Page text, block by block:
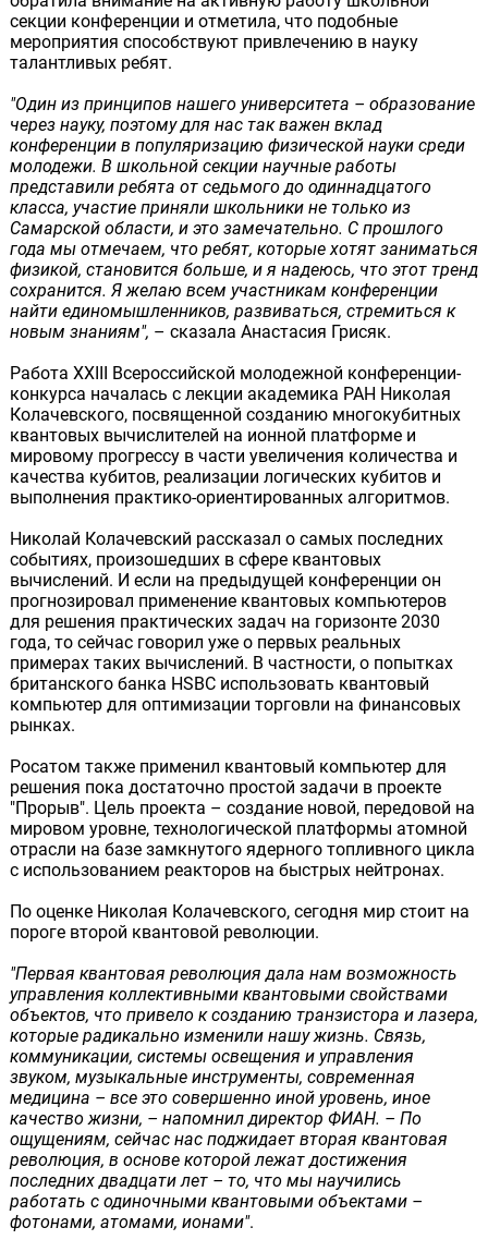
секции конференции и отметила, что подобные
мероприятия способствуют привлечению в науку
талантливых ребят.
"Один из принципов нашего университета – образование
через науку, поэтому для нас так важен вклад
конференции в популяризацию физической науки среди
молодежи. В школьной секции научные работы
представили ребята от седьмого до одиннадцатого
класса, участие приняли школьники не только из
Самарской области, и это замечательно. С прошлого
года мы отмечаем, что ребят, которые хотят заниматься
физикой, становится больше, и я надеюсь, что этот тренд
сохранится. Я желаю всем участникам конференции
найти единомышленников, развиваться, стремиться к
новым знаниям", – сказала Анастасия Грисяк.
Работа XXIII Всероссийской молодежной конференции-
конкурса началась с лекции академика РАН Николая
Колачевского, посвященной созданию многокубитных
квантовых вычислителей на ионной платформе и
мировому прогрессу в части увеличения количества и
качества кубитов, реализации логических кубитов и
выполнения практико-ориентированных алгоритмов.
Николай Колачевский рассказал о самых последних
событиях, произошедших в сфере квантовых
вычислений. И если на предыдущей конференции он
прогнозировал применение квантовых компьютеров
для решения практических задач на горизонте 2030
года, то сейчас говорил уже о первых реальных
примерах таких вычислений. В частности, о попытках
британского банка HSBC использовать квантовый
компьютер для оптимизации торговли на финансовых
рынках.
Росатом также применил квантовый компьютер для
решения пока достаточно простой задачи в проекте
"Прорыв". Цель проекта – создание новой, передовой на
мировом уровне, технологической платформы атомной
отрасли на базе замкнутого ядерного топливного цикла
с использованием реакторов на быстрых нейтронах.
По оценке Николая Колачевского, сегодня мир стоит на
пороге второй квантовой революции.
"Первая квантовая революция дала нам возможность
управления коллективными квантовыми свойствами
объектов, что привело к созданию транзистора и лазера,
которые радикально изменили нашу жизнь. Связь,
коммуникации, системы освещения и управления
звуком, музыкальные инструменты, современная
медицина – все это совершенно иной уровень, иное
качество жизни, – напомнил директор ФИАН. – По
ощущениям, сейчас нас поджидает вторая квантовая
революция, в основе которой лежат достижения
последних двадцати лет – то, что мы научились
работать с одиночными квантовыми объектами –
фотонами, атомами, ионами".